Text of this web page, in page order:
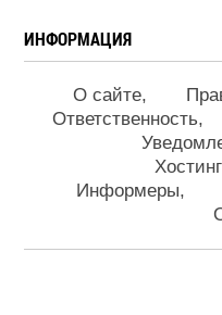
ИНФОРМАЦИЯ
О сайте
Ответственность
Информеры